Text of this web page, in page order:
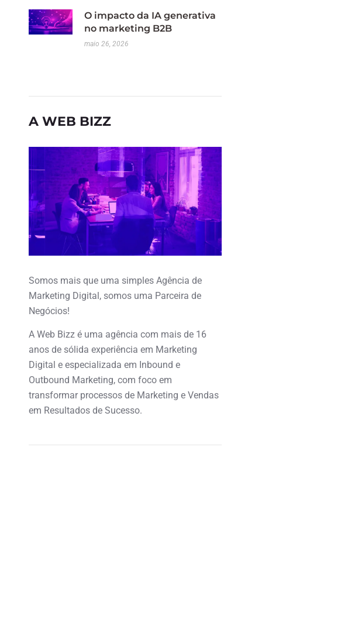
O impacto da IA generativa
no marketing B2B
maio 26, 2026
A WEB BIZZ
Somos mais que uma simples Agência de
Marketing Digital, somos uma Parceira de
Negócios!
A Web Bizz é uma agência com mais de 16
anos de sólida experiência em Marketing
Digital e especializada em Inbound e
Outbound Marketing, com foco em
transformar processos de Marketing e Vendas
em Resultados de Sucesso.